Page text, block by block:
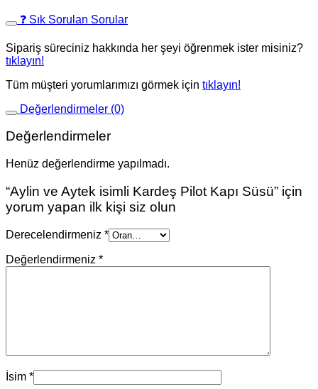
❓ Sık Sorulan Sorular
Sipariş süreciniz hakkında her şeyi öğrenmek ister misiniz?
tıklayın!
Tüm müşteri yorumlarımızı görmek için tıklayın!
Değerlendirmeler (0)
Değerlendirmeler
Henüz değerlendirme yapılmadı.
“Aylin ve Aytek isimli Kardeş Pilot Kapı Süsü” için
yorum yapan ilk kişi siz olun
Derecelendirmeniz *
Değerlendirmeniz *
İsim *